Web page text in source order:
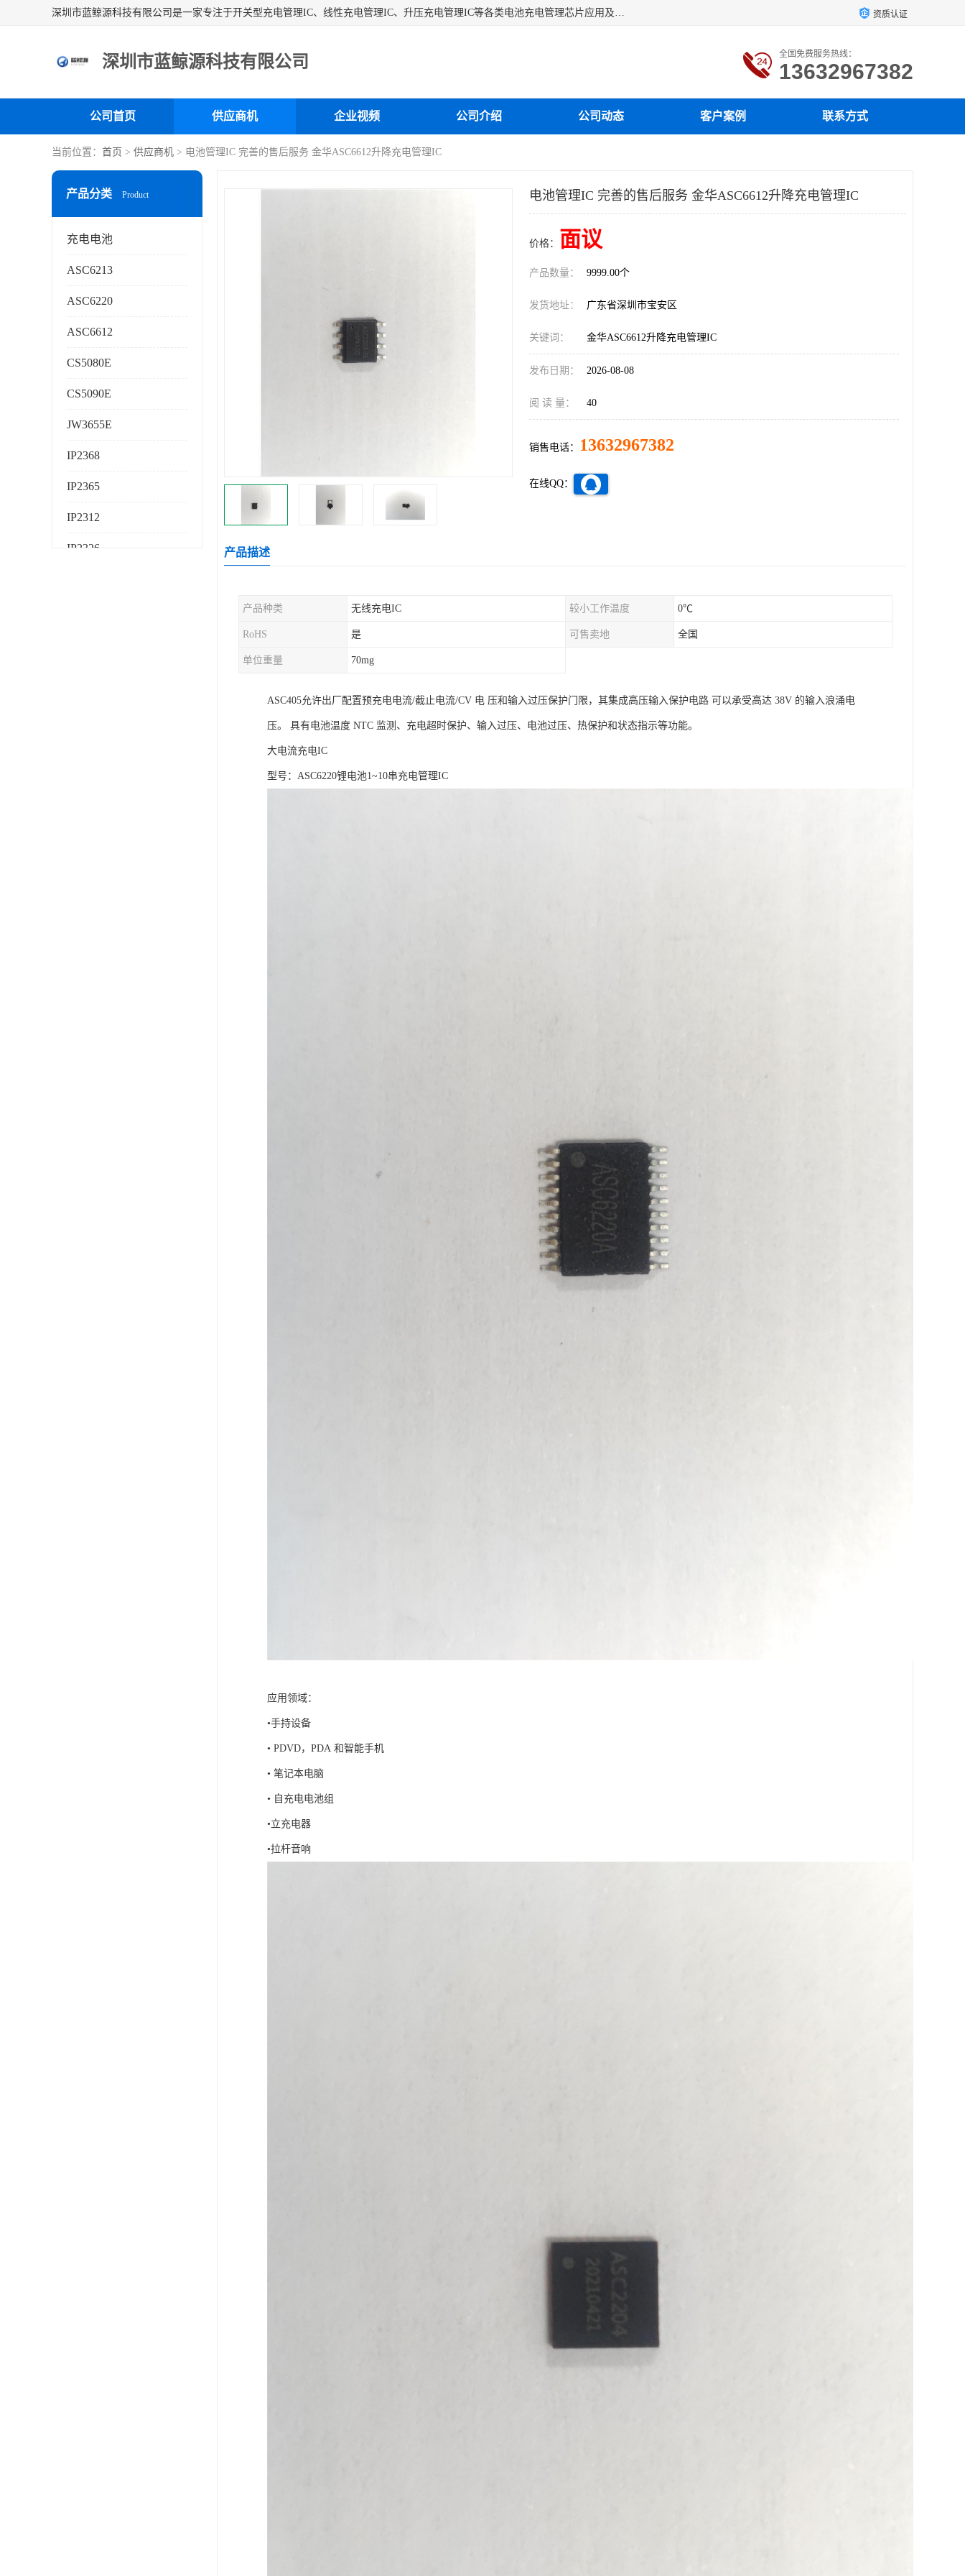
深圳市蓝鲸源科技有限公司是一家专注于开关型充电管理IC、线性充电管理IC、升压充电管理IC等各类电池充电管理芯片应用及芯片销售的企业，多年来公司为众多企业解决充电应用难题，设计缺陷，EMC超量等问题，是一家以充电技术指导为核心的充电芯片销售公司。 资质认证
深圳市蓝鲸源科技有限公司 全国免费服务热线：
13632967382
公司首页 供应商机 企业视频 公司介绍 公司动态 客户案例 联系方式
当前位置： 首页 > 供应商机 > 电池管理IC 完善的售后服务 金华ASC6612升降充电管理IC
产品分类 Product
充电电池
ASC6213
ASC6220
ASC6612
CS5080E
CS5090E
JW3655E
IP2368
IP2365
IP2312
IP2326
电池管理IC 完善的售后服务 金华ASC6612升降充电管理IC
价格： 面议
产品数量： 9999.00个
发货地址： 广东省深圳市宝安区
关键词： 金华ASC6612升降充电管理IC
发布日期： 2026-08-08
阅 读 量： 40
销售电话： 13632967382
在线QQ：
产品描述
产品种类 无线充电IC 较小工作温度 0℃
RoHS 是 可售卖地 全国
单位重量 70mg
ASC405允许出厂配置预充电电流/截止电流/CV 电 压和输入过压保护门限，其集成高压输入保护电路 可以承受高达 38V 的输入浪涌电
压。 具有电池温度 NTC 监测、充电超时保护、输入过压、电池过压、热保护和状态指示等功能。
大电流充电IC
型号：ASC6220锂电池1~10串充电管理IC
应用领域：
•手持设备
• PDVD，PDA 和智能手机
• 笔记本电脑
• 自充电电池组
•立充电器
•拉杆音响